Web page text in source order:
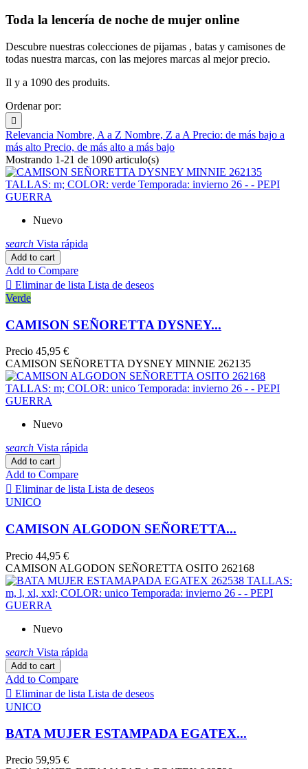
Toda la lencería de noche de mujer online
Descubre nuestras colecciones de pijamas , batas y camisones de
todas nuestra marcas, con las mejores marcas al mejor precio.
Il y a 1090 des produits.
Ordenar por:

Relevancia Nombre, A a Z Nombre, Z a A Precio: de más bajo a
más alto Precio, de más alto a más bajo
Mostrando 1-21 de 1090 articulo(s)
Nuevo
search Vista rápida
Add to cart
Add to Compare
 Eliminar de lista Lista de deseos
Verde
CAMISON SEÑORETTA DYSNEY...
Precio 45,95 €
CAMISON SEÑORETTA DYSNEY MINNIE 262135
Nuevo
search Vista rápida
Add to cart
Add to Compare
 Eliminar de lista Lista de deseos
UNICO
CAMISON ALGODON SEÑORETTA...
Precio 44,95 €
CAMISON ALGODON SEÑORETTA OSITO 262168
Nuevo
search Vista rápida
Add to cart
Add to Compare
 Eliminar de lista Lista de deseos
UNICO
BATA MUJER ESTAMPADA EGATEX...
Precio 59,95 €